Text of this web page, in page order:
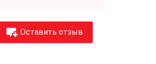
Оставить отзыв